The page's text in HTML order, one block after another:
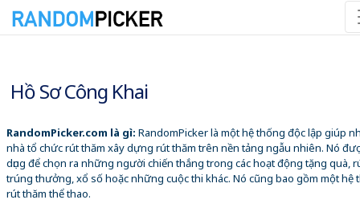
Hồ Sơ Công Khai
RandomPicker.com là gì: RandomPicker là một hệ thống độc lập giúp
nhà tổ chức rút thăm xây dựng rút thăm trên nền tảng ngẫu nhiên. Nó
dụng để chọn ra những người chiến thắng trong các hoạt động tặng quà,
trúng thưởng, xổ số hoặc những cuộc thi khác. Nó cũng bao gồm một hệ
rút thăm thể thao.